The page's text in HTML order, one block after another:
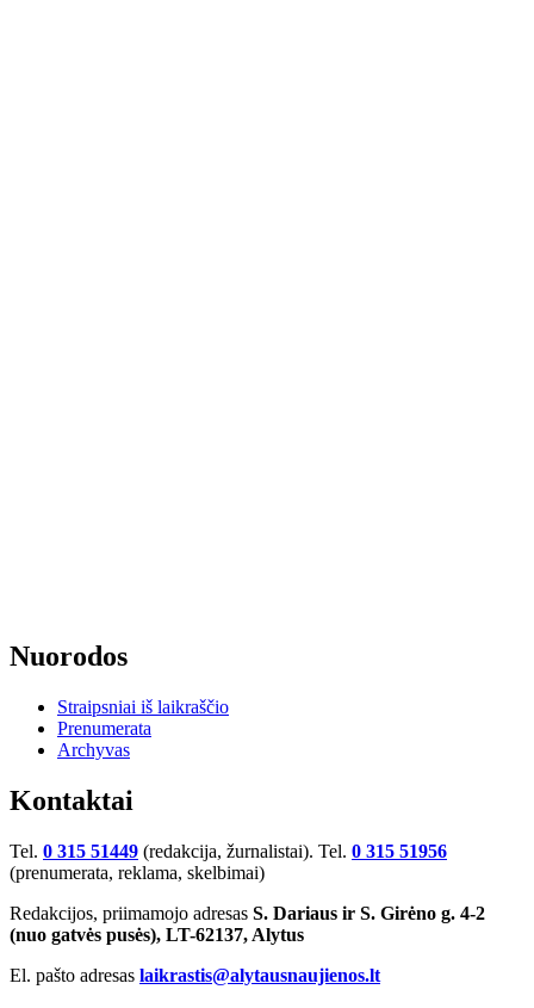
Nuorodos
Straipsniai iš laikraščio
Prenumerata
Archyvas
Kontaktai
Tel. 0 315 51449 (redakcija, žurnalistai). Tel. 0 315 51956
(prenumerata, reklama, skelbimai)
Redakcijos, priimamojo adresas S. Dariaus ir S. Girėno g. 4-2
(nuo gatvės pusės), LT-62137, Alytus
El. pašto adresas laikrastis@alytausnaujienos.lt